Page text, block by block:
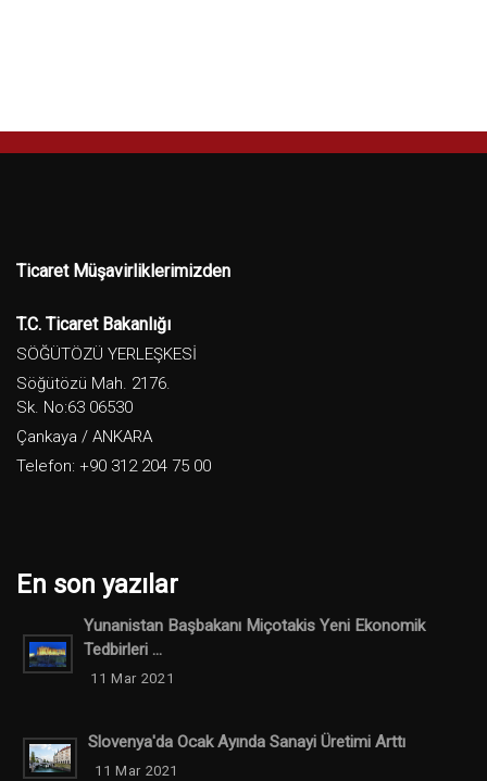
Ticaret Müşavirliklerimizden
T.C. Ticaret Bakanlığı
SÖĞÜTÖZÜ YERLEŞKESİ
Söğütözü Mah. 2176.
Sk. No:63 06530
Çankaya / ANKARA
Telefon: +90 312 204 75 00
En son yazılar
Yunanistan Başbakanı Miçotakis Yeni Ekonomik
Tedbirleri ...
11 Mar 2021
Slovenya'da Ocak Ayında Sanayi Üretimi Arttı
11 Mar 2021